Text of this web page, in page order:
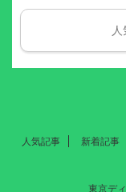
人気記事 新着記事
東京デ